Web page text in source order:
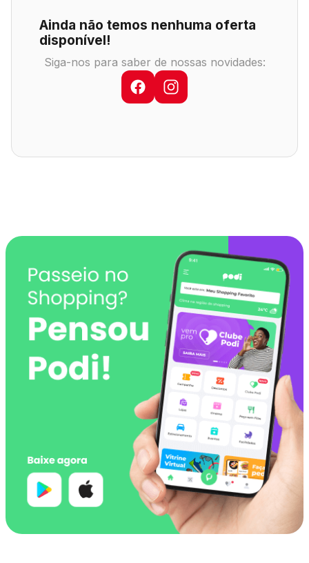
Comodidades Cinema
Ainda não temos nenhuma oferta
disponível!
Siga-nos para saber de nossas novidades: